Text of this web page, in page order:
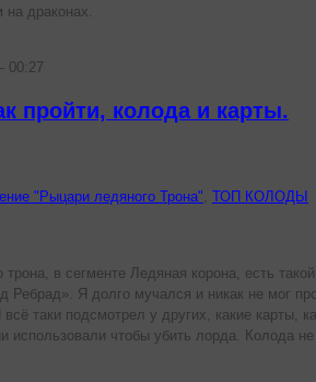
драконах.
00:27
пройти, колода и карты.
"Рыцари ледяного Трона", ТОП КОЛОДЫ
в сегменте Ледяная корона, есть такой
Ребрад». Я долго мучался и никак не мог
таки подсмотрел у других, какие карты,
использовали чтобы убить лорда. Колода не